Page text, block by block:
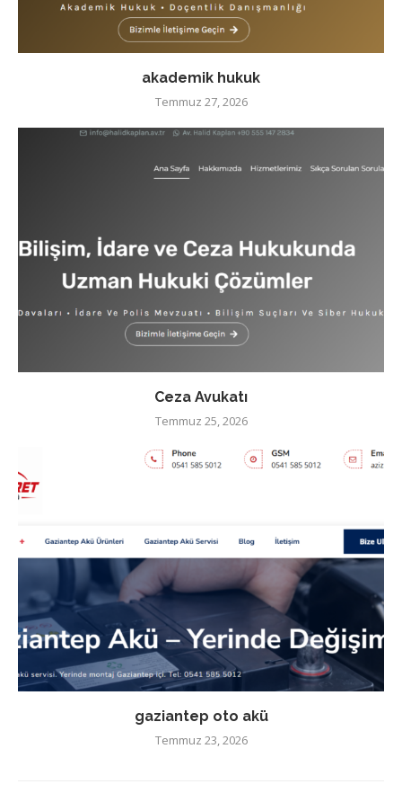
akademik hukuk
Temmuz 27, 2026
Ceza Avukatı
Temmuz 25, 2026
gaziantep oto akü
Temmuz 23, 2026